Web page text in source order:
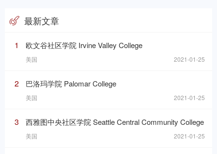
最新文章
1 欧文谷社区学院 Irvine Valley College
美国 2021-01-25
2 巴洛玛学院 Palomar College
美国 2021-01-25
3 西雅图中央社区学院 Seattle Central Community College
美国 2021-01-25